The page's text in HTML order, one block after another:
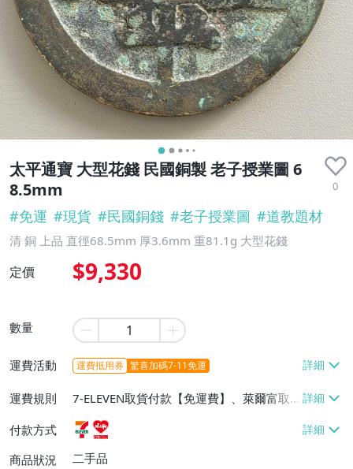
太平通寶 大型花錢 民國銅製 老子授業圖 6
8.5mm
0
#免運 #現貨 #民國銅錢 #老子授業圖 #道教題材
清 銅 上品 直徑68.5mm 厚3.6mm 重81.1g 大型花錢
定價 $9,330
數量
運費活動 運費抵用券 驚喜加碼7-11免運
運費規則
7-ELEVEN取貨付款【免運費】、萊爾富取
貨付款【免運費】
付款方式
商品狀況
二手品